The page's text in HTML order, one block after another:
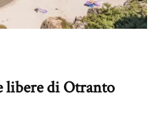
libere di Otranto